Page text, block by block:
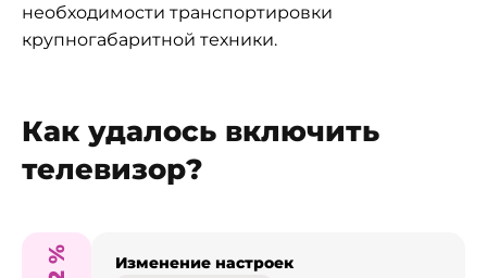
необходимости транспортировки
крупногабаритной техники.
Как удалось включить
телевизор?
%
Изменение настроек